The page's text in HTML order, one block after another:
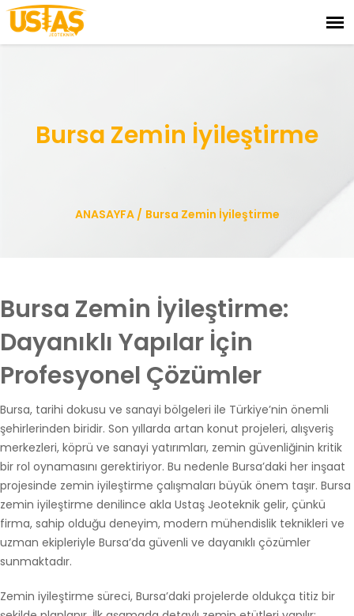
Bursa Zemin İyileştirme
ANASAYFA/ Bursa Zemin İyileştirme
Bursa Zemin İyileştirme:
Dayanıklı Yapılar İçin
Profesyonel Çözümler
Bursa, tarihi dokusu ve sanayi bölgeleri ile Türkiye’nin önemli
şehirlerinden biridir. Son yıllarda artan konut projeleri, alışveriş
merkezleri, köprü ve sanayi yatırımları, zemin güvenliğinin kritik
bir rol oynamasını gerektiriyor. Bu nedenle Bursa’daki her inşaat
projesinde zemin iyileştirme çalışmaları büyük önem taşır. Bursa
zemin iyileştirme denilince akla Ustaş Jeoteknik gelir, çünkü
firma, sahip olduğu deneyim, modern mühendislik teknikleri ve
uzman ekipleriyle Bursa’da güvenli ve dayanıklı çözümler
sunmaktadır.
Zemin iyileştirme süreci, Bursa’daki projelerde oldukça titiz bir